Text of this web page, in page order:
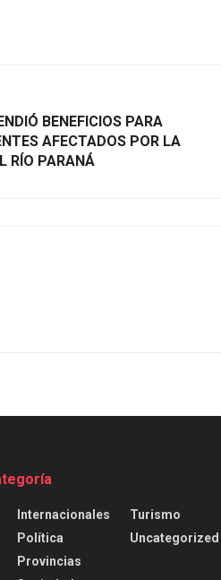
BENEFICIOS PARA
AFECTADOS POR LA
RÍO PARANÁ
Internacionales
Política
Provincias
Turismo
Uncategorized